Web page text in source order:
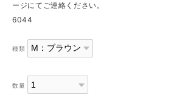
ージにてご連絡ください。
6044
種類
数量